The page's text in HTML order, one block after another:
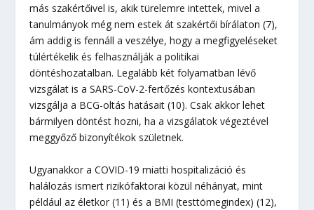
más szakértőivel is, akik türelemre intettek, mivel a
tanulmányok még nem estek át szakértői bírálaton (7),
ám addig is fennáll a veszélye, hogy a megfigyeléseket
túlértékelik és felhasználják a politikai
döntéshozatalban. Legalább két folyamatban lévő
vizsgálat is a SARS-CoV-2-fertőzés kontextusában
vizsgálja a BCG-oltás hatásait (10). Csak akkor lehet
bármilyen döntést hozni, ha a vizsgálatok végeztével
meggyőző bizonyítékok születnek.
Ugyanakkor a COVID-19 miatti hospitalizáció és
halálozás ismert rizikófaktorai közül néhányat, mint
például az életkor (11) és a BMI (testtömegindex) (12),